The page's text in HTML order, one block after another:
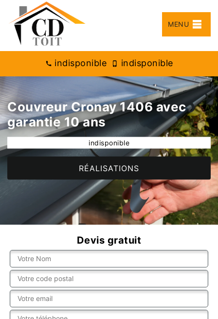
MENU
indisponible indisponible
Couvreur Cronay 1406 avec
garantie 10 ans
indisponible
RÉALISATIONS
Devis gratuit